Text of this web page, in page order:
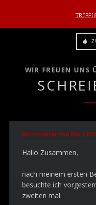
WIR FREUEN UNS
Kommentar von Ibo |
Hallo Zusammen,
nach meinem ersten
besuchte ich
zweiten mal.